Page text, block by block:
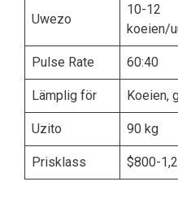
Uwezo
10-12
koeien/
Pulse Rate 60:40
Lämplig för Koeien,
Uzito 90 kg
Prisklass $800-